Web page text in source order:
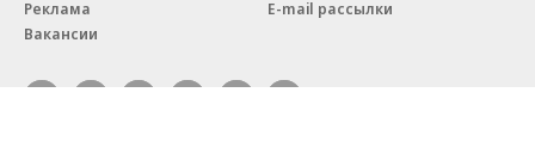
Реклама
Вакансии
E-mail рассылки